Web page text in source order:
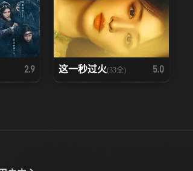
2.9 这一秒过火(33全) 5.0